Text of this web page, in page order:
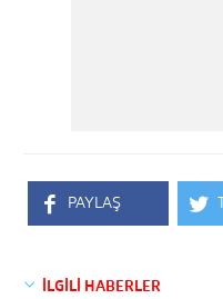
PAYLAŞ
İLGİLİ HABERLER